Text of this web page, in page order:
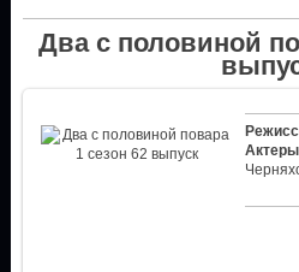
Два с половиной